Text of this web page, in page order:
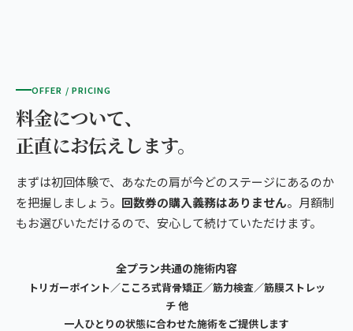
OFFER / PRICING
料金について、
正直にお伝えします。
まずは初回体験で、あなたの肩が今どのステージにあるのか
を把握しましょう。 回数券の購入義務はありません。月額制
もお選びいただけるので、安心して続けていただけます。
全プラン共通の施術内容
トリガーポイント／こころ式背骨矯正／筋力検査／筋膜ストレッ
チ 他
一人ひとりの状態に合わせた施術をご提供します